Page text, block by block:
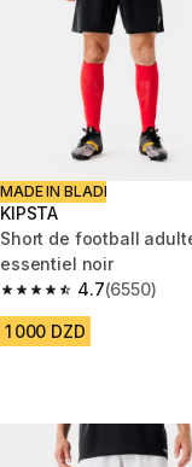
MADE IN BLADI
KIPSTA
Short de football
essentiel noir
4.7
4.7 out of 5 stars from
(6550)
1 000 DZD